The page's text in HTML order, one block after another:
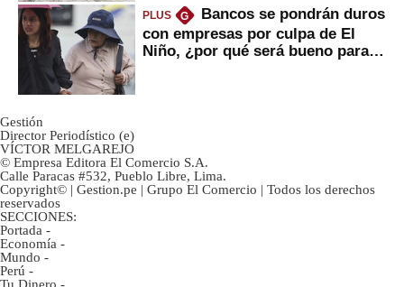
PLUS G
Bancos se pondrán duros
con empresas por culpa de El
Niño, ¿por qué será bueno para
Gestión
Director Periodístico (e)
VÍCTOR MELGAREJO
© Empresa Editora El Comercio S.A.
Calle Paracas #532, Pueblo Libre, Lima.
Copyright© | Gestion.pe | Grupo El Comercio | Todos los derechos
reservados
SECCIONES:
Portada -
Economía -
Mundo -
Perú -